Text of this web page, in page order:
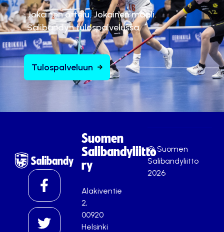
Jokainen ottelu. Jokainen maali.
Salibandyn tulospalvelussa.
Tulospalveluun
Suomen
Salibandyliitto
ry
Alakiventie
2,
00920
Helsinki
© Suomen
Salibandyliitto
2026